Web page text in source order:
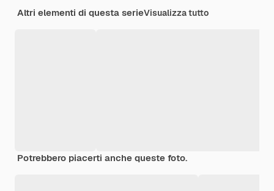
Altri elementi di questa serieVisualizza tutto
Potrebbero piacerti anche queste foto.